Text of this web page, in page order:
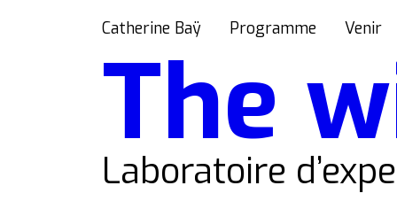
Catherine Baÿ Programme Venir
The
Laboratoire